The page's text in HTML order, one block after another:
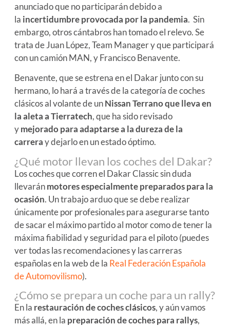
anunciado que no participarán debido a
la incertidumbre provocada por la pandemia. Sin
embargo, otros cántabros han tomado el relevo. Se
trata de Juan López, Team Manager y que participará
con un camión MAN, y Francisco Benavente.
Benavente, que se estrena en el Dakar junto con su
hermano, lo hará a través de la categoría de coches
clásicos al volante de unNissan Terrano que lleva en
la aleta a Tierratech, que ha sido revisado
ymejorado para adaptarse a la dureza de la
carreray dejarlo en un estado óptimo.
¿Qué motor llevan los coches del Dakar?
Los coches que corren el Dakar Classic sin duda
llevaránmotores especialmente preparados para la
ocasión. Un trabajo arduo que se debe realizar
únicamente por profesionales para asegurarse tanto
de sacar el máximo partido al motor como de tener la
máxima fiabilidad y seguridad para el piloto (puedes
ver todas las recomendaciones y las carreras
españolas en la web de la Real Federación Española
de Automovilismo).
¿Cómo se prepara un coche para un rally?
En la restauración de coches clásicos, y aún vamos
más allá, en la preparación de coches para rallys,